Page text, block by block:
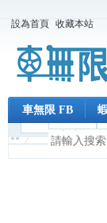
設為首頁 收藏本站
車無限 FB